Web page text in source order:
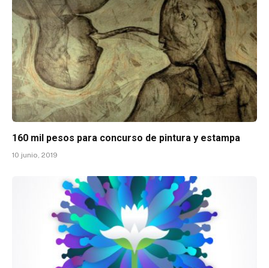
160 mil pesos para concurso de pintura y estampa
10 junio, 2019